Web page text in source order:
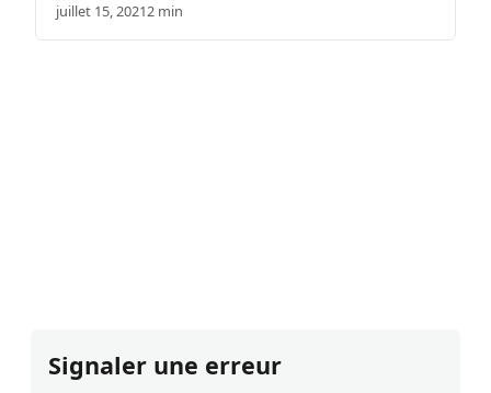
juillet 15, 20212 min
Signaler une erreur